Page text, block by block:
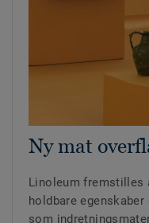
Ny mat
Linoleum fremstilles
holdbare
som